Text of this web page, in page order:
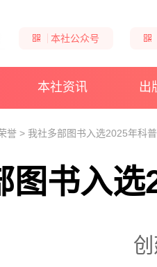
本社公众号
本社资讯 出
誉 > 我社多部图书入选2025年科
图书入